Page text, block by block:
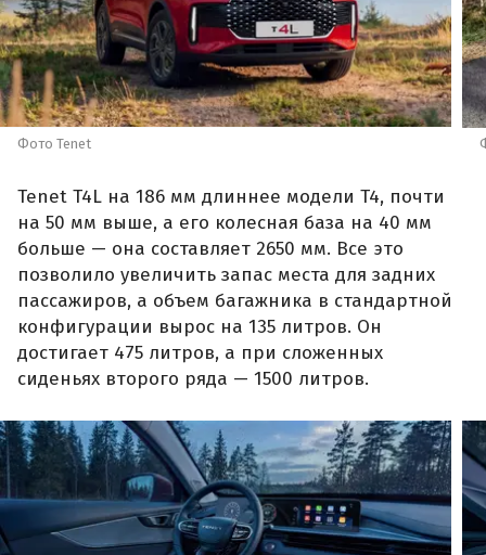
Фото Tenet
Tenet T4L на 186 мм длиннее модели T4, почти
на 50 мм выше, а его колесная база на 40 мм
больше — она составляет 2650 мм. Все это
позволило увеличить запас места для задних
пассажиров, а объем багажника в стандартной
конфигурации вырос на 135 литров. Он
достигает 475 литров, а при сложенных
сиденьях второго ряда — 1500 литров.